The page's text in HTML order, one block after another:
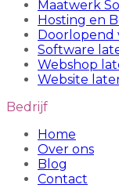
Maatwerk
Hosting en
Doorlopend
Software
Webshop
Website
Bedrijf
Home
Over ons
Blog
Contact